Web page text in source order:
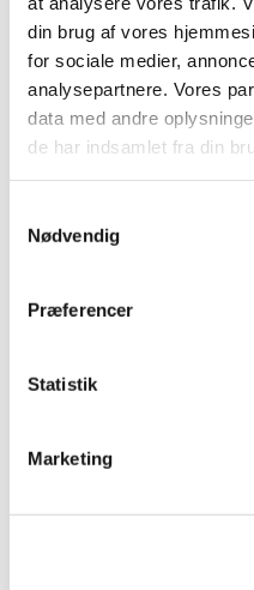
din brug af vores
for sociale medier,
analysepartnere. Vores
data med andre
de har indsamlet fra din
Nødvendig
Præferencer
Statistik
Marketing
|4. januar 2018|
Lægemiddelstyrelsen har
skal have generelt tilskud.
2026 (84)
2024 (224)
2022 (197)
2019 (159)